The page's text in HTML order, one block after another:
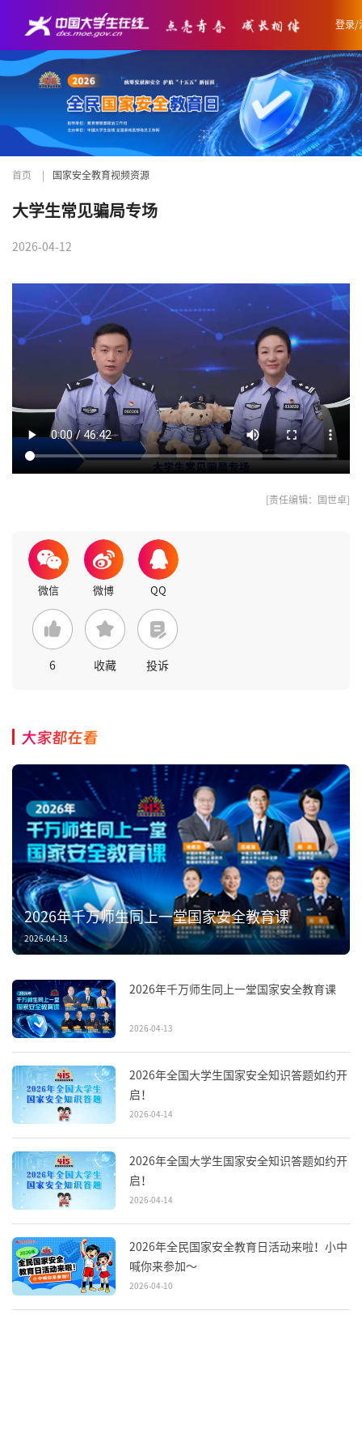
登录/
首页 国家安全教育视频资源
大学生常见骗局专场
2026-04-12
[责任编辑：国世卓]
6 收藏 投诉
大家都在看
2026年千万师生同上一堂国家安全教育课
2026-04-13
2026年千万师生同上一堂国家安全教育课
2026-04-13
2026年全国大学生国家安全知识答题如约开
启！
2026-04-14
2026年全国大学生国家安全知识答题如约开
启！
2026-04-14
2026年全民国家安全教育日活动来啦！小中
喊你来参加～
2026-04-10